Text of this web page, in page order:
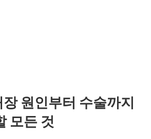
원인부터 수술까지
모든 것